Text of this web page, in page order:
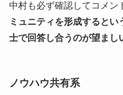
中村も必ず確認してコメン
ミュニティを形成するとい
士で回答し合うのが望まし
ノウハウ共有系